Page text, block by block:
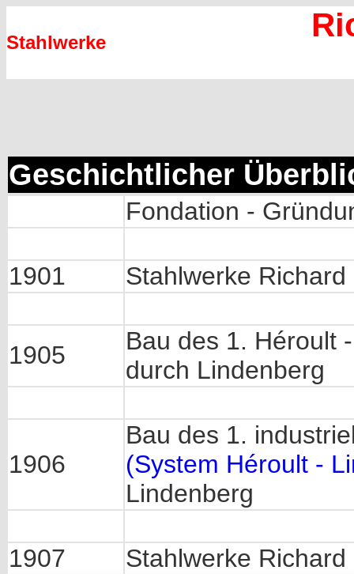
Stahlwerke
Geschichtlicher
Fondation -
1901 Stahlwerke
1905
Bau des 1. Héroult
durch Lindenberg
1906
Bau des 1.
(System Héroult -
Lindenberg
1907 Stahlwerke